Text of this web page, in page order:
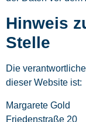
Hinweis
Stelle
Die
dieser Website ist:
Margarete Gold
Friedenstraße 20